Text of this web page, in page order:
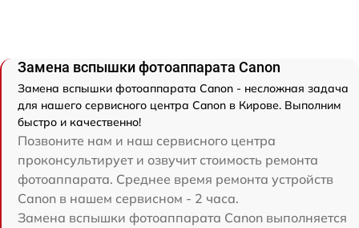
Замена вспышки фотоаппарата Canon
Замена вспышки фотоаппарата Canon - несложная задача
для нашего сервисного центра Canon в Кирове. Выполним
быстро и качественно!
Позвоните нам и наш сервисного центра
проконсультирует и озвучит стоимость ремонта
фотоаппарата. Среднее время ремонта устройств
Canon в нашем сервисном - 2 часа.
Замена вспышки фотоаппарата Canon выполняется